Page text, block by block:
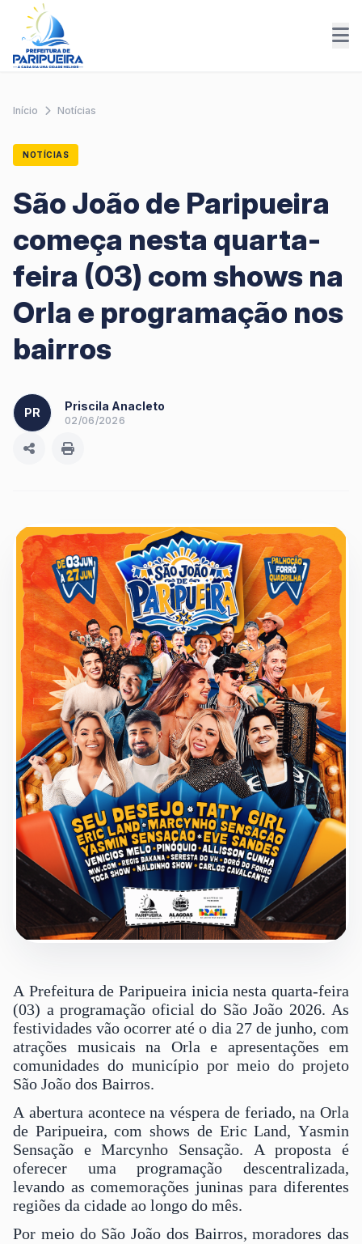
Início Notícias
NOTÍCIAS
São João de Paripueira
começa nesta quarta-
feira (03) com shows na
Orla e programação nos
bairros
PR Priscila Anacleto
02/06/2026
A Prefeitura de Paripueira inicia nesta quarta-feira
(03) a programação oficial do São João 2026. As
festividades vão ocorrer até o dia 27 de junho, com
atrações musicais na Orla e apresentações em
comunidades do município por meio do projeto
São João dos Bairros.
A abertura acontece na véspera de feriado, na Orla
de Paripueira, com shows de Eric Land, Yasmin
Sensação e Marcynho Sensação. A proposta é
oferecer uma programação descentralizada,
levando as comemorações juninas para diferentes
regiões da cidade ao longo do mês.
Por meio do São João dos Bairros, moradores das